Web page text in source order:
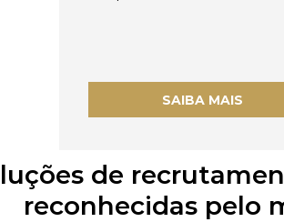
SAIBA MAIS
de
reconhecidas pelo